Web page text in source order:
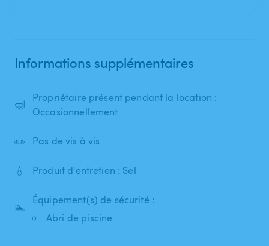
Informations supplémentaires
🤿
Propriétaire présent pendant la location :
Occasionnellement
👀 Pas de vis à vis
💧 Produit d'entretien : Sel
🏊
Équipement(s) de sécurité :
Abri de piscine